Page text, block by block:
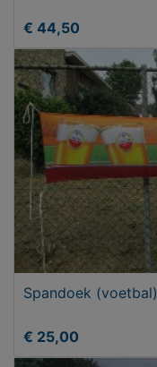
€ 44,50
Spandoek (voetbal)
€ 25,00